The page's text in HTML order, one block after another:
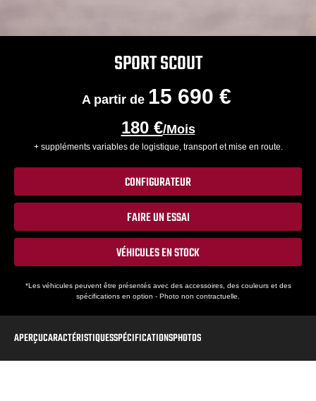
SPORT SCOUT
A partir de 15 690 €
180 €/Mois
+ suppléments variables de logistique, transport et mise en route.
CONFIGURATEUR
FAIRE UN ESSAI
VÉHICULES EN STOCK
*Les véhicules peuvent être présentés avec des accessoires, des couleurs et des
spécifications en option - Photo non contractuelle.
APERÇUCARACTÉRISTIQUESSPÉCIFICATIONSPHOTOS